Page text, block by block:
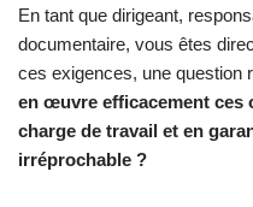
En tant que dirigeant,
documentaire, vous êtes
ces exigences, une question
en œuvre efficacement ces
charge de travail et en
irréprochable ?